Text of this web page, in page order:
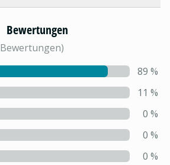
Bewertungen
Bewertungen)
89 %
11 %
0 %
0 %
0 %